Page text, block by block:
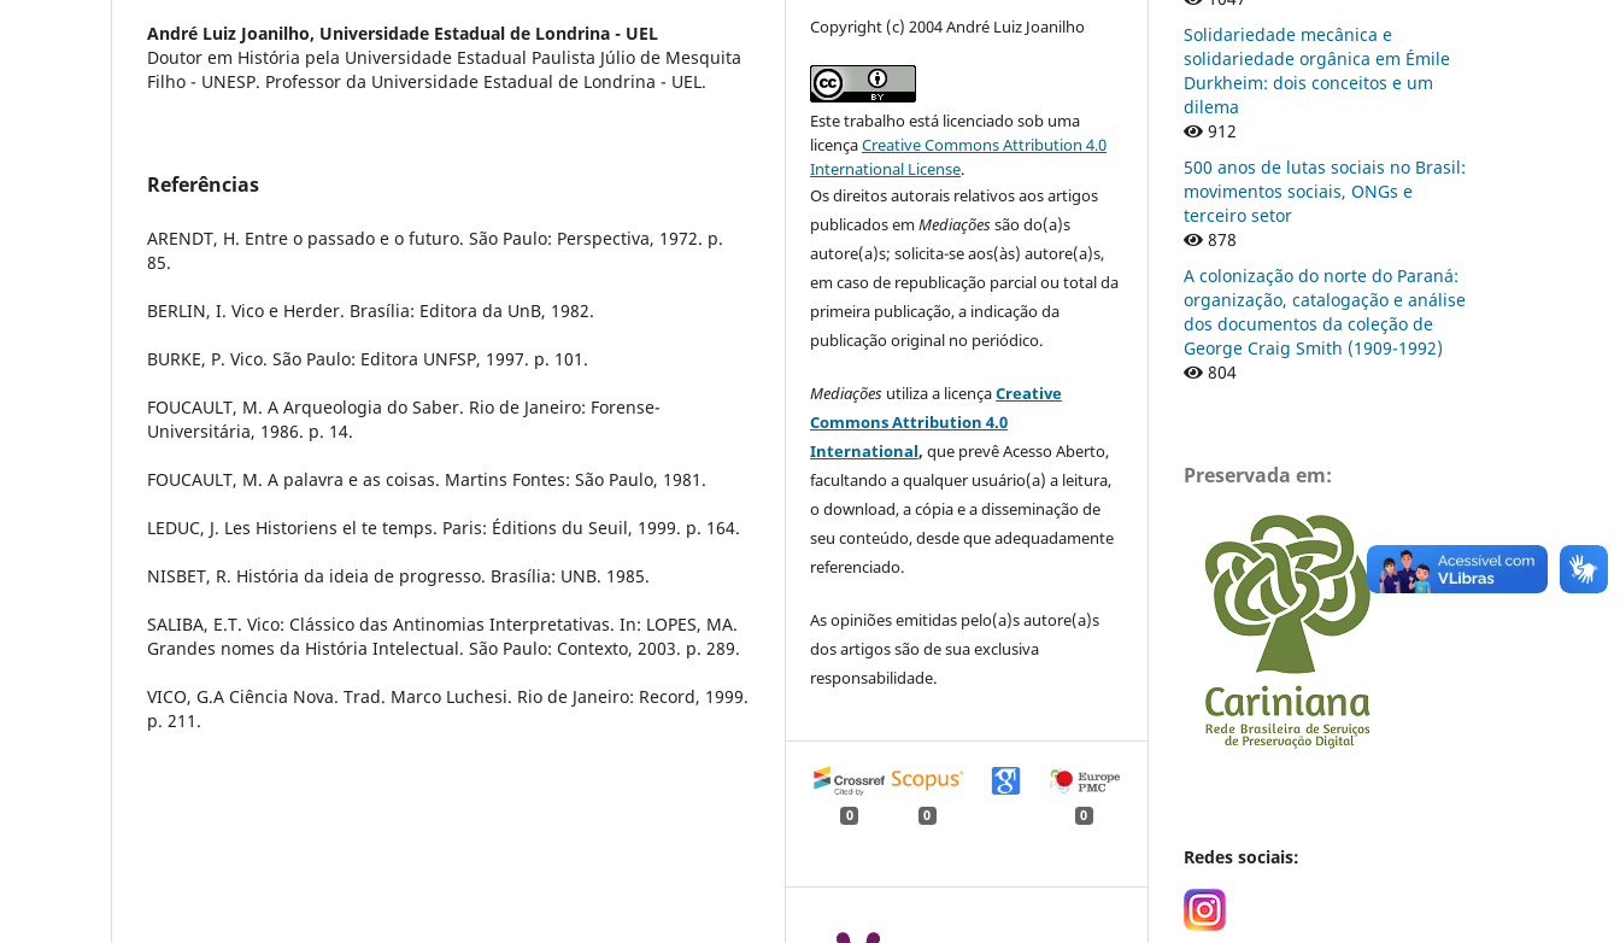
André Luiz Joanilho, Universidade Estadual de Londrina - UEL
Doutor em História pela Universidade Estadual Paulista Júlio de Mesquita
Filho - UNESP. Professor da Universidade Estadual de Londrina - UEL.
Referências
ARENDT, H. Entre o passado e o futuro. São Paulo: Perspectiva, 1972. p.
85.
BERLIN, I. Vico e Herder. Brasília: Editora da UnB, 1982.
BURKE, P. Vico. São Paulo: Editora UNFSP, 1997. p. 101.
FOUCAULT, M. A Arqueologia do Saber. Rio de Janeiro: Forense-
Universitária, 1986. p. 14.
FOUCAULT, M. A palavra e as coisas. Martins Fontes: São Paulo, 1981.
LEDUC, J. Les Historiens el te temps. Paris: Éditions du Seuil, 1999. p. 164.
NISBET, R. História da ideia de progresso. Brasília: UNB. 1985.
SALIBA, E.T. Vico: Clássico das Antinomias Interpretativas. In: LOPES, MA.
Grandes nomes da História Intelectual. São Paulo: Contexto, 2003. p. 289.
VICO, G.A Ciência Nova. Trad. Marco Luchesi. Rio de Janeiro: Record, 1999.
p. 211.
Copyright (c) 2004 André Luiz Joanilho
Este trabalho está licenciado sob uma
licençaCreative Commons Attribution 4.0
International License.
Os direitos autorais relativos aos artigos
publicados emMediaçõessão do(a)s
autore(a)s; solicita-se aos(às) autore(a)s,
em caso de republicação parcial ou total da
primeira publicação, a indicação da
publicação original no periódico.
Mediações utiliza a licençaCreative
Commons Attribution 4.0
International,que prevê Acesso Aberto,
facultando a qualquer usuário(a) a leitura,
o download, a cópia e a disseminação de
seu conteúdo, desde que adequadamente
referenciado.
As opiniões emitidas pelo(a)s autore(a)s
dos artigos são de sua exclusiva
responsabilidade.
0 0 0
Solidariedade mecânica e
solidariedade orgânica em Émile
Durkheim: dois conceitos e um
dilema
912
500 anos de lutas sociais no Brasil:
movimentos sociais, ONGs e
terceiro setor
878
A colonização do norte do Paraná:
organização, catalogação e análise
dos documentos da coleção de
George Craig Smith (1909-1992)
804
Preservada em:
Redes sociais: